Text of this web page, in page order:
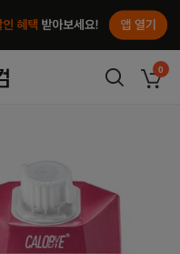
앱열기
랭킹닭컴 장바구
0